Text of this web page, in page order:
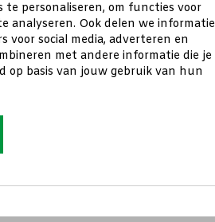
personaliseren, om functies voor
analyseren. Ook delen we informatie
social media, adverteren en
met andere informatie die je
op basis van jouw gebruik van hun